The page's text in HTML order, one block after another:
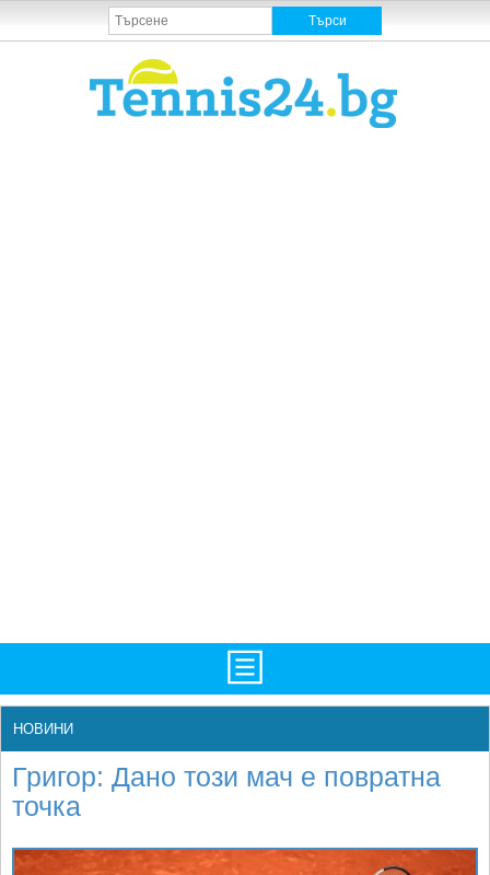
НОВИНИ
БГ
Фотогалерии
Рекорди/Статистика
Екипировка
НОВИНИ
Григор: Дано този мач е повратна
точка